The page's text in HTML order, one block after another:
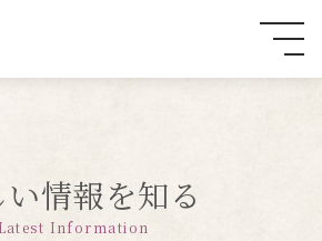
情報を知る
Information